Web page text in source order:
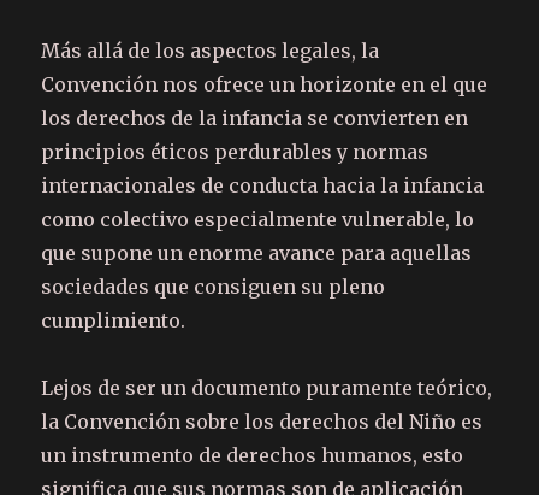
Más allá de los aspectos legales, la
Convención nos ofrece un horizonte en el que
los derechos de la infancia se convierten en
principios éticos perdurables y normas
internacionales de conducta hacia la infancia
como colectivo especialmente vulnerable, lo
que supone un enorme avance para aquellas
sociedades que consiguen su pleno
cumplimiento.
Lejos de ser un documento puramente teórico,
la Convención sobre los derechos del Niño es
un instrumento de derechos humanos, esto
significa que sus normas son de aplicación